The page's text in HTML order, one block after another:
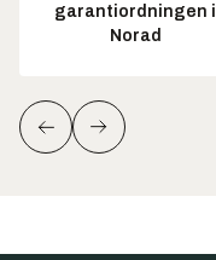
garantiordningen i
Norad